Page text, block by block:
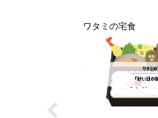
ワタミの宅食